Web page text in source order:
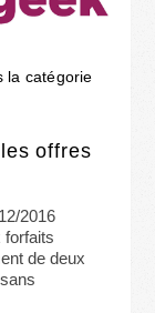
la catégorie
offres
2016
forfaits
de deux